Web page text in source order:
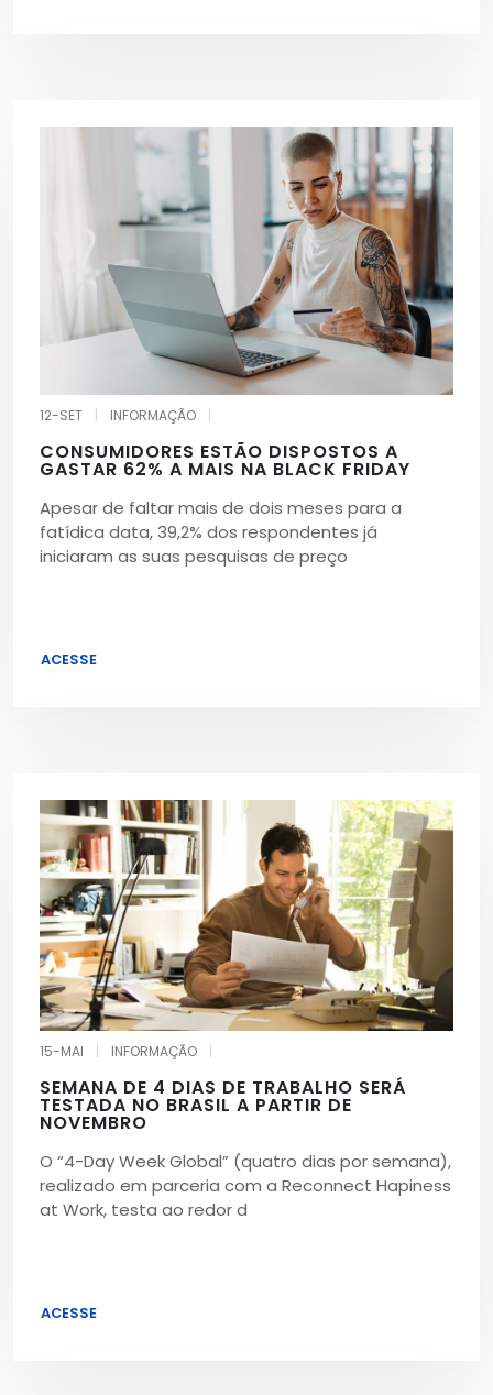
12-SET INFORMAÇÃO
CONSUMIDORES ESTÃO DISPOSTOS A
GASTAR 62% A MAIS NA BLACK FRIDAY
Apesar de faltar mais de dois meses para a
fatídica data, 39,2% dos respondentes já
iniciaram as suas pesquisas de preço
ACESSE
15-MAI INFORMAÇÃO
SEMANA DE 4 DIAS DE TRABALHO SERÁ
TESTADA NO BRASIL A PARTIR DE
NOVEMBRO
O “4-Day Week Global” (quatro dias por semana),
realizado em parceria com a Reconnect Hapiness
at Work, testa ao redor d
ACESSE